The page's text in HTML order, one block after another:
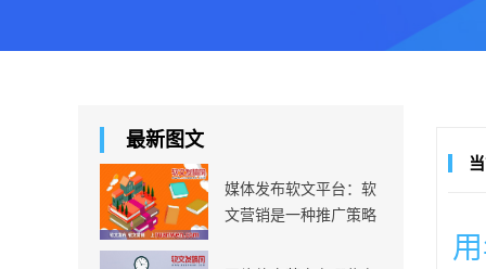
最新图文
媒体发布软文平台：软
文营销是一种推广策略